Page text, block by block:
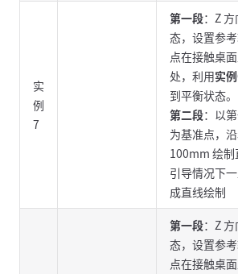
实
例
7
第一段：Z
态，设置参
点在接触桌
处，利用实
到平衡状态。
第二段：以
为基准点，
100mm 绘制
引导情况下
成直线绘制
第一段：Z
态，设置参
点在接触桌